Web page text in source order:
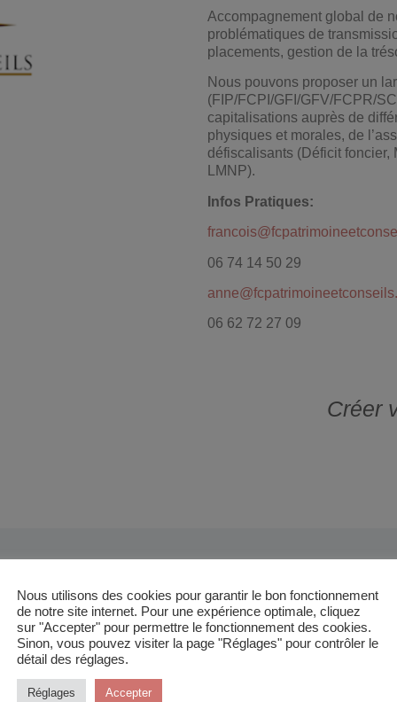
Accompagnement global de
problématiques de
placements, gestion de la
Nous pouvons proposer un
(FIP/FCPI/GFI/GFV/FCPR/
capitalisations auprès de
physiques et morales, de
défiscalisants (Déficit
LMNP).
Infos Pratiques:
06 74 14 50 29
06 62 72 27 09
Créer
adhérer au club
Nous utilisons des cookies pour garantir le bon fonctionnement
de notre site internet. Pour une expérience optimale, cliquez
sur "Accepter" pour permettre le fonctionnement des cookies.
Sinon, vous pouvez visiter la page "Réglages" pour contrôler le
détail des réglages.
Réglages Accepter